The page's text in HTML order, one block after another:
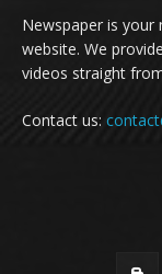
Newspaper is
website. We
videos straight
Contact us: